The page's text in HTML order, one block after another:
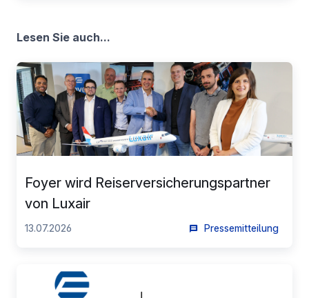
Lesen Sie auch...
Foyer wird Reiserversicherungspartner
von Luxair
13.07.2026 Pressemitteilung